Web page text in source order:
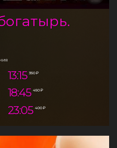
13:15 350 ₽
18:45 450 ₽
23:05 400 ₽